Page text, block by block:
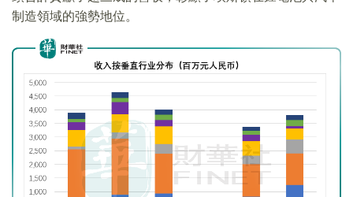
制造領域的強勢地位。